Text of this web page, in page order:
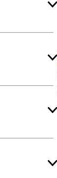
Jusqu’à